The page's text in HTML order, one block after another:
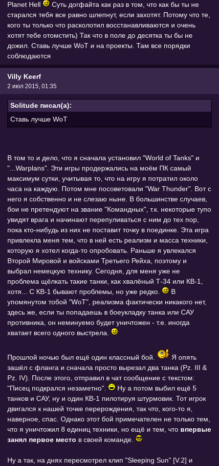
Planet Hell
Суть догфайта как раз в том, что как бы ты не
старался тебя все равно шлепнут, если захотят. Потому что те,
кого ты только что расколотил восстанавливаются и очень
хотят тебе отомстить) Так что в поле до десятка ты бы не
дожил. Ставь лучше WoT и на проекты. Там все порядки
соблюдаются
Villy Keerf
2 июл 2015, 01:35
Solitude писал(а):
Ставь лучше WoT
В том то и дело, что я сначала установил "World of Tanks" и
"...Warplans". Эти игры продержались на моём ПК самый
максимум сутки, учитывая то, что на игру я потратил около
часа на каждую. Потом мне посоветовали "War Thunder". Вот с
него я собственно и не слезаю ныне. В большинстве случаев,
бои не претендуют на звание "Командных", т.к. некоторые тупо
увидят врага и начинают перепуливаться с ним до тех пор,
пока кто-нибудь из них не поставит точку в поединке. Эта игра
привлекла меня тем, что в ней есть реализм и масса техники,
которую я хотел когда-то опробовать. Раньше я увлекался
Второй Мировой и войсками Третьего Рейха, поэтому и
выбрал немецкую технику. Сегодня, для меня уже не
проблема щёлкать такие танки, как хвалёный Т-34 или КВ-1,
хотя... С КВ-1 бывают проблемы, но уже редко.
В
упомянутом тобой "WoT", реализма фактически никакого нет,
здесь же, если ты попадаешь в боеукладку танка или САУ
противника, он неминуемо будет уничтожен - т.е. иногда
хватает всего одного выстрела.
Прошлой ночью был ещё один классный бой.
Я опять
зашёл с фланга и сначала просто вырезал два танка (Pz. III &
Pz. IV). После этого, отправил в чат сообщение с текстом:
"Писец подкрался незаметно".
Ну а потом выбил ещё 5
танков и САУ, ну и один КВ-1 пилотируя штурмовик. Тот игрок
двигался к нашей точке перерождения, так что, кого-то я,
наверное, спас. Однако этот бой примечателен не только тем,
что я уничтожил 8 единиц техники, но ещё и тем, что впервые
занял первое место в своей команде.
Ну а так, на днях пересмотрел клип "Sleeping Sun" [V.2] и